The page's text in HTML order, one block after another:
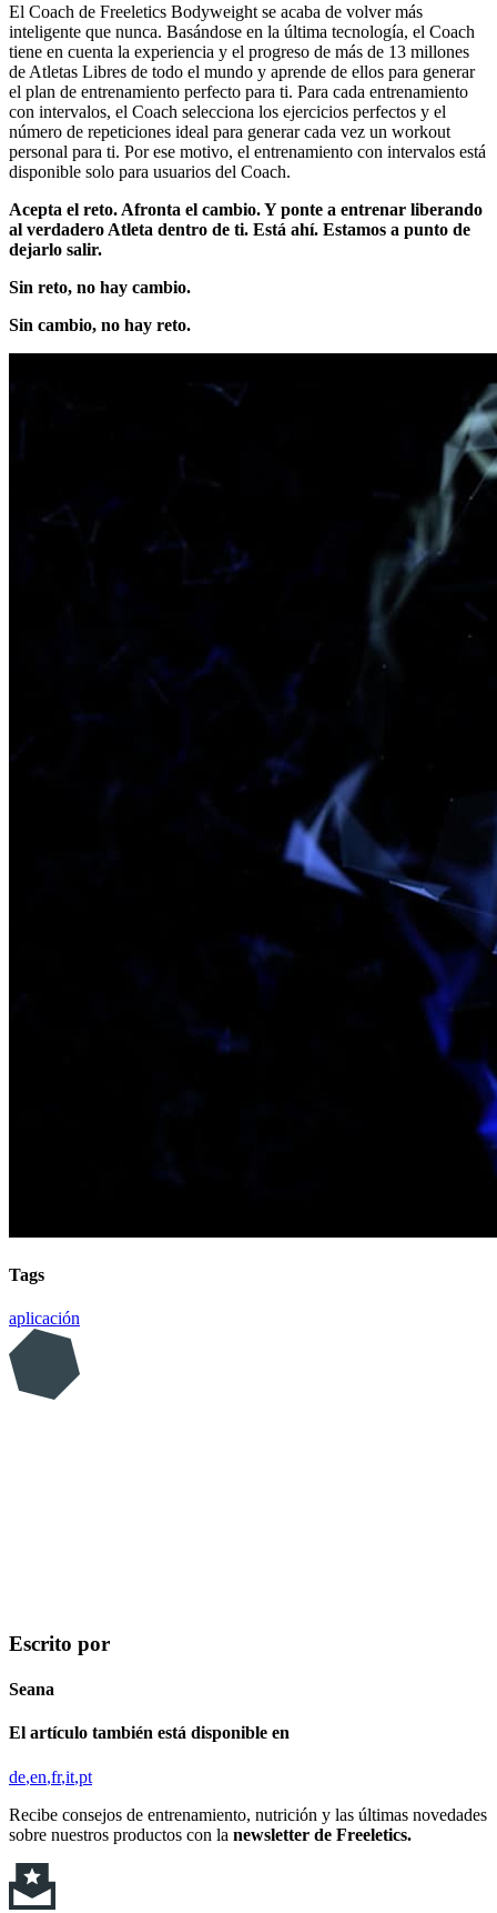
El Coach de Freeletics Bodyweight se acaba de volver más
inteligente que nunca. Basándose en la última tecnología, el Coach
tiene en cuenta la experiencia y el progreso de más de 13 millones
de Atletas Libres de todo el mundo y aprende de ellos para generar
el plan de entrenamiento perfecto para ti. Para cada entrenamiento
con intervalos, el Coach selecciona los ejercicios perfectos y el
número de repeticiones ideal para generar cada vez un workout
personal para ti. Por ese motivo, el entrenamiento con intervalos está
disponible solo para usuarios del Coach.
Acepta el reto. Afronta el cambio. Y ponte a entrenar liberando
al verdadero Atleta dentro de ti. Está ahí. Estamos a punto de
dejarlo salir.
Sin reto, no hay cambio.
Sin cambio, no hay reto.
Tags
aplicación
Escrito por
Seana
El artículo también está disponible en
de en fr it pt
Recibe consejos de entrenamiento, nutrición y las últimas novedades
sobre nuestros productos con la newsletter de Freeletics.